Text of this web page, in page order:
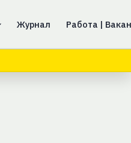
Журнал Работа |